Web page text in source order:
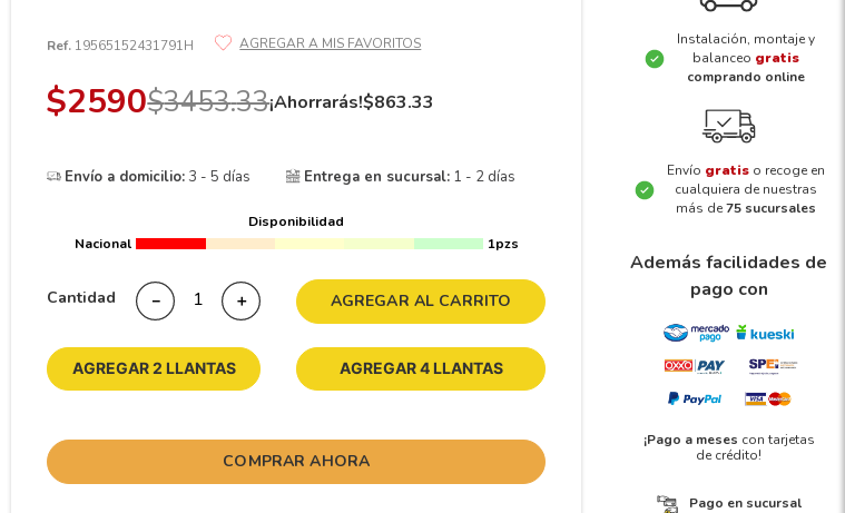
Ref. 19565152431791H
$2590$3453.33¡Ahorrarás!$863.33
Envío a domicilio:3 - 5 días Entrega en sucursal: 1 - 2 días
Disponibilidad
Nacional
1pzs
Cantidad ＋
－ AGREGAR AL CARRITO
AGREGAR 2 LLANTAS AGREGAR 4 LLANTAS
COMPRAR AHORA
Instalación, montaje y
balanceo gratis
comprando online
Envío gratis o recoge en
cualquiera de nuestras
más de75 sucursales
Además facilidades de
pago con
¡Pago a meses con tarjetas
de crédito!
Pago en sucursal
195 65 15